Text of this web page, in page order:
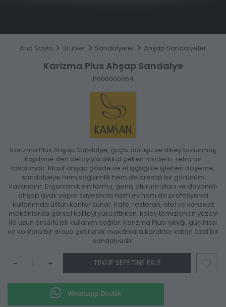
Ana Sayfa Ürünler Sandalyeler Ahşap Sandalyeler
Karizma Plus Ahşap Sandalye
P000000864
Karizma Plus Ahşap Sandalye, güçlü duruşu ve dikey bölünmüş
kapitone deri detayıyla dikkat çeken modern-retro bir
tasarımdır. Masif ahşap gövde ve el işçiliği ile işlenen döşeme,
sandalyeye hem sağlamlık hem de prestijli bir görünüm
kazandırır. Ergonomik sırt formu, geniş oturum alanı ve dayanıklı
ahşap ayak yapısı sayesinde hem ev hem de profesyonel
kullanımda üstün konfor sunar. Kafe, restoran, otel ve konsept
mekânlarda görsel kaliteyi yükseltirken, kolay temizlenen yüzeyi
ile uzun ömürlü bir kullanım sağlar. Karizma Plus; şıklığı, güç hissi
ve konforu bir araya getirerek mekânlara karakter katan özel bir
sandalyedir.
- + TEKLIF SEPETINE EKLE
Whatsapp Destek